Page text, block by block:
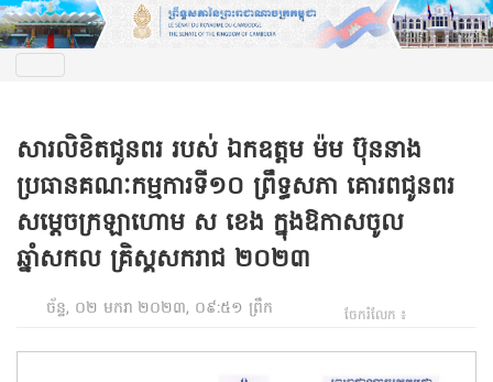
សារលិខិតជូនពរ របស់ ឯកឧត្តម ម៉ម ប៊ុននាង
ប្រធានគណៈកម្មការទី១០ ព្រឹទ្ធសភា គោរពជូនពរ
សម្តេចក្រឡាហោម ស​ ខេង​ ក្នុងឱកាសចូល
ឆ្នាំសកល គ្រិស្គសករាជ ២០២៣
ច័ន្ទ, ០២ មករា ២០២៣, ០៩:៥១ ព្រឹក ចែករំលែក ៖